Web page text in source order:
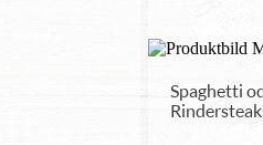
Spaghetti